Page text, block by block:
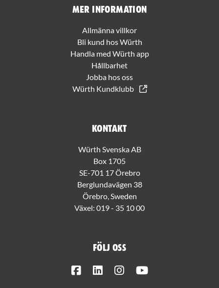
Mer information
Allmänna villkor
Bli kund hos Würth
Handla med Würth app
Hållbarhet
Jobba hos oss
Würth Kundklubb
Kontakt
Würth Svenska AB
Box 1705
SE-701 17 Örebro
Berglundavägen 38
Örebro, Sweden
Växel: 019 - 35 10 00
Följ oss
FacebookLinkedInInstagram